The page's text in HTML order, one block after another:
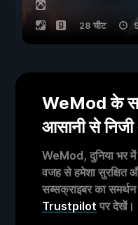
28 चीट
WeMod के
आसानी से
WeMod, दुनिया भर में
वजह से हमेशा
सब्सक्राइबर का समर्थन
Trustpilot पर देखें।